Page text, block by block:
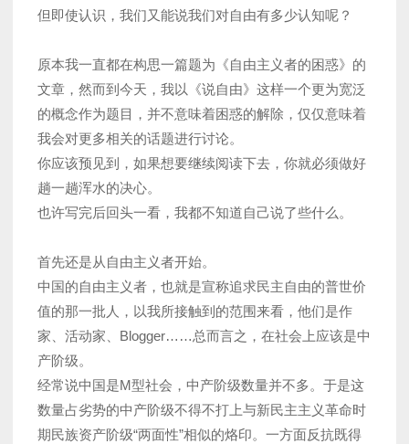
但即使认识，我们又能说我们对自由有多少认知呢？
原本我一直都在构思一篇题为《自由主义者的困惑》的
文章，然而到今天，我以《说自由》这样一个更为宽泛
的概念作为题目，并不意味着困惑的解除，仅仅意味着
我会对更多相关的话题进行讨论。
你应该预见到，如果想要继续阅读下去，你就必须做好
趟一趟浑水的决心。
也许写完后回头一看，我都不知道自己说了些什么。
首先还是从自由主义者开始。
中国的自由主义者，也就是宣称追求民主自由的普世价
值的那一批人，以我所接触到的范围来看，他们是作
家、活动家、Blogger……总而言之，在社会上应该是中
产阶级。
经常说中国是M型社会，中产阶级数量并不多。于是这
数量占劣势的中产阶级不得不打上与新民主主义革命时
期民族资产阶级“两面性”相似的烙印。一方面反抗既得